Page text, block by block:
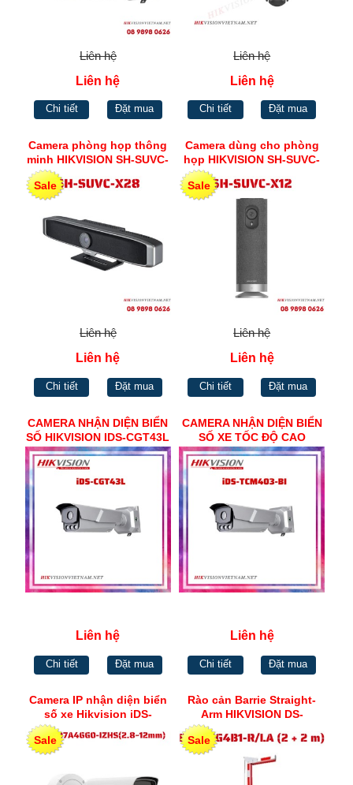
Liên hệ
Liên hệ
Chi tiết Đặt mua
Liên hệ
Liên hệ
Chi tiết Đặt mua
Camera phòng họp thông
minh HIKVISION SH-SUVC-
Sale
Liên hệ
Liên hệ
Chi tiết Đặt mua
Camera dùng cho phòng
họp HIKVISION SH-SUVC-
Sale
Liên hệ
Liên hệ
Chi tiết Đặt mua
CAMERA NHẬN DIỆN BIỂN
SỐ HIKVISION IDS-CGT43L
Liên hệ
Chi tiết Đặt mua
CAMERA NHẬN DIỆN BIỂN
SỐ XE TỐC ĐỘ CAO
HIKVISION iDS-TCM403-BI
Liên hệ
Chi tiết Đặt mua
Camera IP nhận diện biển
số xe Hikvision iDS-
2CD7A46G0-
IZHS(2.8~12mm)
Sale
Rào cản Barrie Straight-
Arm HIKVISION DS-
TMG4B1-LA(2+2m)
Sale